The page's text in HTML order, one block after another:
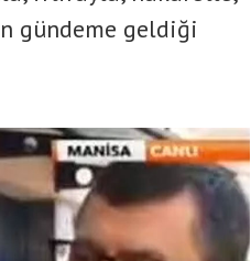
gündeme geldiği